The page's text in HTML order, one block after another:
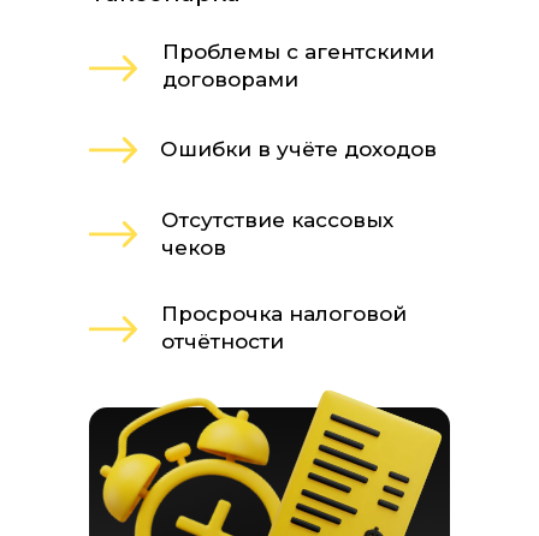
Просрочка налоговой
отчётности
Ошибки в учёте доходов
Отсутствие кассовых
чеков
Проблемы с агентскими
договорами